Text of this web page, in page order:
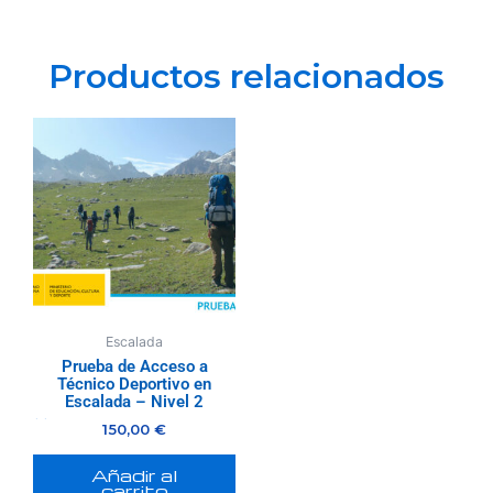
Productos relacionados
Escalada
Prueba de Acceso a
Técnico Deportivo en
Escalada – Nivel 2
150,00 €
Añadir al